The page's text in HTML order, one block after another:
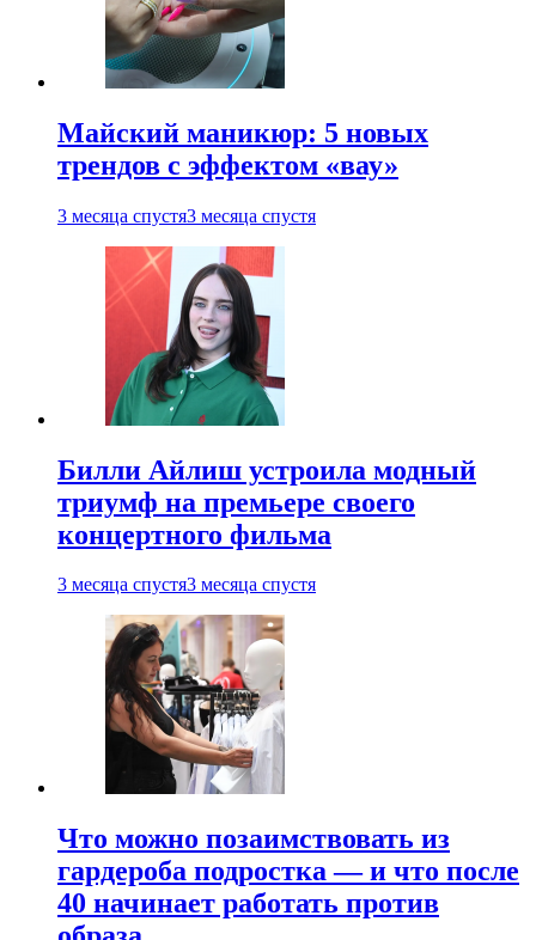
Майский маникюр: 5 новых
трендов с эффектом «вау»
3 месяца спустя3 месяца спустя
Билли Айлиш устроила модный
триумф на премьере своего
концертного фильма
3 месяца спустя3 месяца спустя
Что можно позаимствовать из
гардероба подростка — и что после
40 начинает работать против